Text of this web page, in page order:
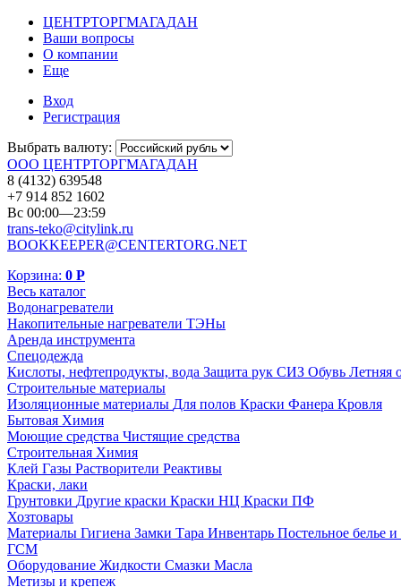
ЦЕНТРТОРГМАГАДАН
Ваши вопросы
О компании
Еще
Вход
Регистрация
Выбрать валюту:
ООО ЦЕНТРТОРГМАГАДАН
8 (4132) 639548
+7 914 852 1602
Вс 00:00—23:59
trans-teko@citylink.ru
BOOKKEEPER@CENTERTORG.NET
Корзина: 0 Р
Весь каталог
Водонагреватели
Накопительные нагреватели ТЭНы
Аренда инструмента
Спецодежда
Кислоты, нефтепродукты, вода Защита рук СИЗ Обувь Летняя
Строительные материалы
Изоляционные материалы Для полов Краски Фанера Кровля
Бытовая Химия
Моющие средства Чистящие средства
Строительная Химия
Клей Газы Растворители Реактивы
Краски, лаки
Грунтовки Другие краски Краски НЦ Краски ПФ
Хозтовары
Материалы Гигиена Замки Тара Инвентарь Постельное белье
ГСМ
Оборудование Жидкости Смазки Масла
Метизы и крепеж